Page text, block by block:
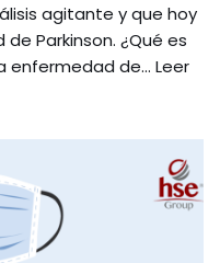
agitante y que hoy
Parkinson. ¿Qué es
enfermedad de… Leer